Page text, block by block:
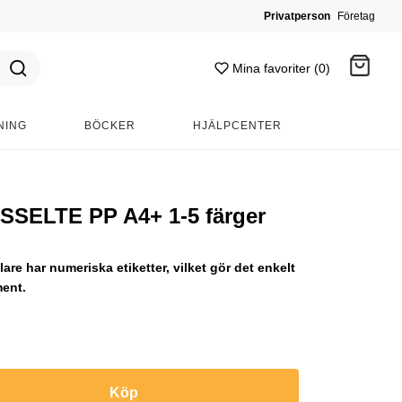
Privatperson Företag
Mina favoriter (0)
BÖCKER HJÄLPCENTER
PP A4+ 1-5 färger
har numeriska etiketter, vilket gör det enkelt
Köp